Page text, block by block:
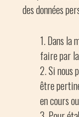
des données
Dans la
faire par
Si nous
être
en cours